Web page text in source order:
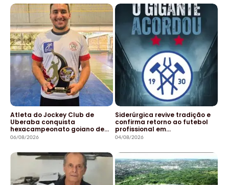
Atleta do Jockey Club de
Uberaba conquista
hexacampeonato goiano de…
06/08/2026
Siderúrgica revive tradição e
confirma retorno ao futebol
profissional em…
04/08/2026